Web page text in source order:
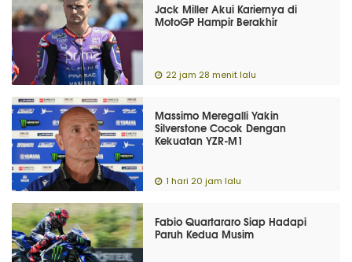
Jack Miller Akui Kariernya di
MotoGP Hampir Berakhir
22 jam 28 menit lalu
Massimo Meregalli Yakin
Silverstone Cocok Dengan
Kekuatan YZR-M1
1 hari 20 jam lalu
Fabio Quartararo Siap Hadapi
Paruh Kedua Musim